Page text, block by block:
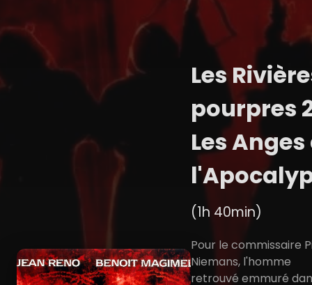
Les
pourpres
Les Anges
(1h 40min)
Pour le commissaire
Niemans, l'homme
retrouvé emmuré